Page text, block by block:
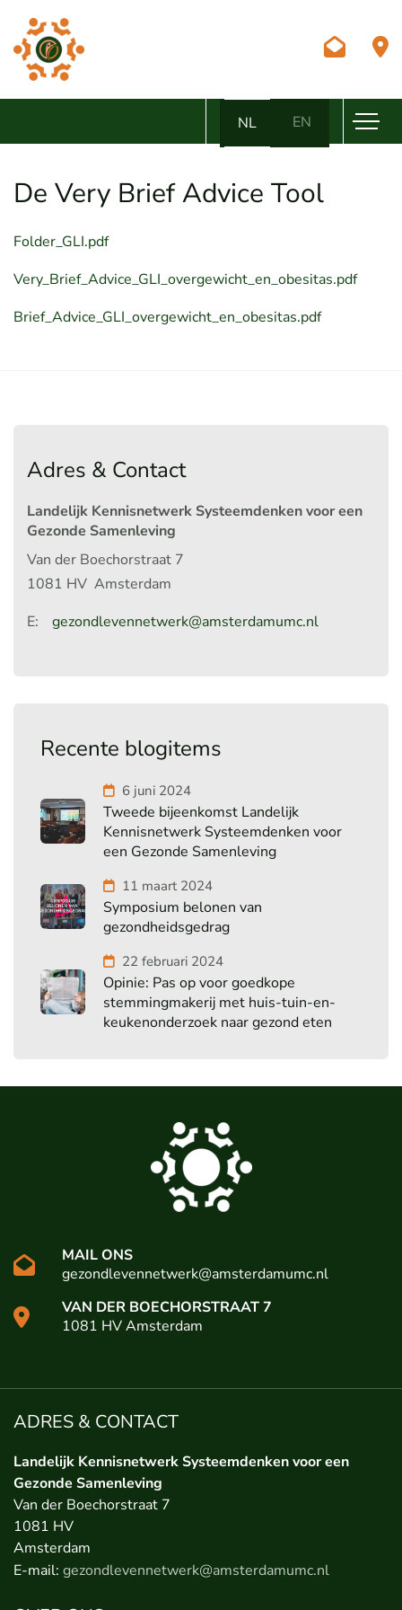
NL EN
De Very Brief Advice Tool
Folder_GLI.pdf
Very_Brief_Advice_GLI_overgewicht_en_obesitas.pdf
Brief_Advice_GLI_overgewicht_en_obesitas.pdf
Adres & Contact
Landelijk Kennisnetwerk Systeemdenken voor een
Gezonde Samenleving
Van der Boechorstraat 7
1081 HV Amsterdam
E:
gezondlevennetwerk@amsterdamumc.nl
Recente blogitems
Tweede bijeenkomst Landelijk
Kennisnetwerk Systeemdenken voor
een Gezonde Samenleving
6 juni 2024
Symposium belonen van
gezondheidsgedrag
11 maart 2024
Opinie: Pas op voor goedkope
stemmingmakerij met huis-tuin-en-
keukenonderzoek naar gezond eten
22 februari 2024
MAIL ONS
gezondlevennetwerk@amsterdamumc.nl
VAN DER BOECHORSTRAAT 7
1081 HV Amsterdam
ADRES & CONTACT
Landelijk Kennisnetwerk Systeemdenken voor een
Gezonde Samenleving
Van der Boechorstraat 7
1081 HV
Amsterdam
E-mail: gezondlevennetwerk@amsterdamumc.nl